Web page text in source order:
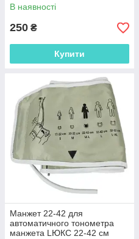
В наявності
250 ₴
Купити
Манжет 22-42 для
автоматичного тонометра
манжета LЮКС 22-42 см